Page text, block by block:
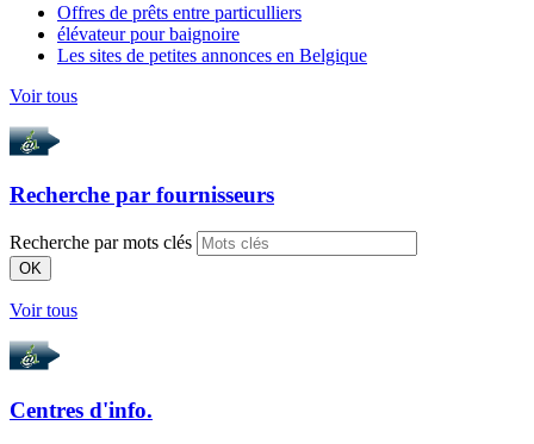
Offres de prêts entre particulliers
élévateur pour baignoire
Les sites de petites annonces en Belgique
Voir tous
Recherche par fournisseurs
Recherche par mots clés
OK
Voir tous
Centres d'info.